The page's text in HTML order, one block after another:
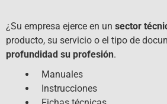
¿Su empresa ejerce en un sector
producto, su servicio o el tipo de
profundidad su profesión.
Manuales
Instrucciones